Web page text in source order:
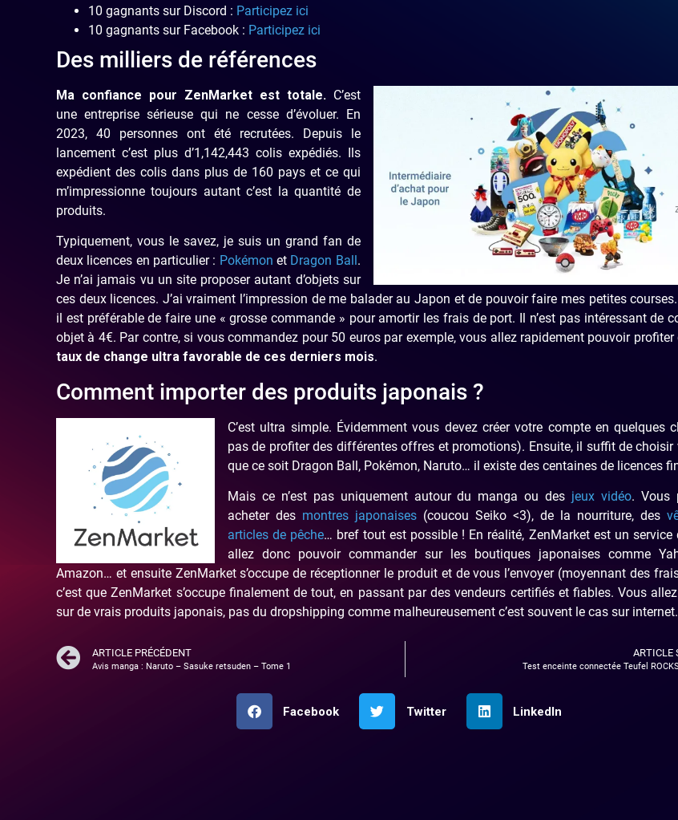
10 gagnants sur Discord : Participez ici
10 gagnants sur Facebook : Participez ici
Des milliers de références
Ma confiance pour ZenMarket est totale. C’est
une entreprise sérieuse qui ne cesse d’évoluer. En
2023, 40 personnes ont été recrutées. Depuis le
lancement c’est plus d’1,142,443 colis expédiés. Ils
expédient des colis dans plus de 160 pays et ce qui
m’impressionne toujours autant c’est la quantité de
produits.
Typiquement, vous le savez, je suis un grand fan de
deux licences en particulier : Pokémon et Dragon Ball .
Je n’ai jamais vu un site proposer autant d’objets sur
ces deux licences. J’ai vraiment l’impression de me balader au Japon et de pouvoir faire mes petites
il est préférable de faire une « grosse commande » pour amortir les frais de port. Il n’est pas intéressant de
objet à 4€. Par contre, si vous commandez pour 50 euros par exemple, vous allez rapidement pouvoir profiter
taux de change ultra favorable de ces derniers mois.
Comment importer des produits japonais ?
C’est ultra simple. Évidemment vous devez créer votre compte en quelques
pas de profiter des différentes offres et promotions). Ensuite, il suffit de choisir
que ce soit Dragon Ball, Pokémon, Naruto… il existe des centaines de licences
Mais ce n’est pas uniquement autour du manga ou des jeux vidéo. Vous
acheter des montres japonaises(coucou Seiko <3), de la nourriture, des
articles de pêche… bref tout est possible ! En réalité, ZenMarket est un service
allez donc pouvoir commander sur les boutiques japonaises comme
Amazon… et ensuite ZenMarket s’occupe de réceptionner le produit et de vous l’envoyer (moyennant des
c’est que ZenMarket s’occupe finalement de tout, en passant par des vendeurs certifiés et fiables. Vous
sur de vrais produits japonais, pas du dropshipping comme malheureusement c’est souvent le cas sur internet.
ARTICLE PRÉCÉDENT
Avis manga : Naruto – Sasuke retsuden – Tome 1
ARTICLE
Test enceinte connectée Teufel
Facebook Twitter LinkedIn